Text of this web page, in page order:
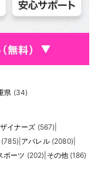
県 (34)
イナーズ (567)
アパレル (2080)
ポーツ (202) その他 (186)